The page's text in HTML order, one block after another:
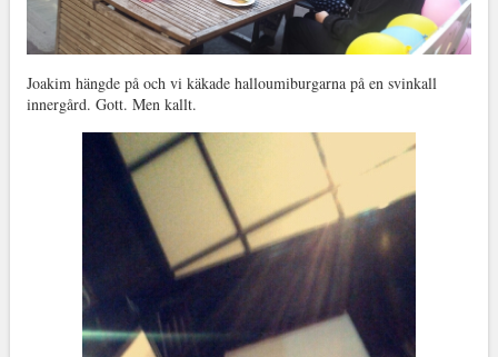
Joakim hängde på och vi käkade halloumiburgarna på en svinkall
innergård. Gott. Men kallt.